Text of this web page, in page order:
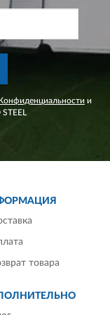
и
товара